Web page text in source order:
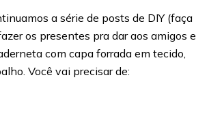
a série de posts de DIY (faça
os presentes pra dar aos amigos e
com capa forrada em tecido,
Você vai precisar de: